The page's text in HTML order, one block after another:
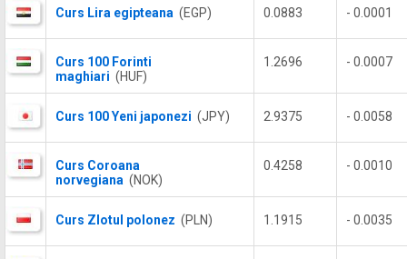
Curs Lira egipteana (EGP) 0.0883 - 0.0001
Curs 100 Forinti
maghiari (HUF)
1.2696 - 0.0007
Curs 100 Yeni japonezi (JPY) 2.9375 - 0.0058
Curs Coroana
norvegiana (NOK)
0.4258 - 0.0010
Curs Zlotul polonez (PLN) 1.1915 - 0.0035